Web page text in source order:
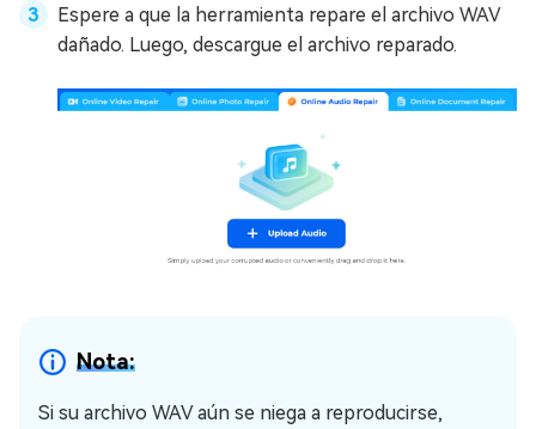
Espere a que la herramienta repare el archivo WAV
dañado. Luego, descargue el archivo reparado.
Nota:
Si su archivo WAV aún se niega a reproducirse,